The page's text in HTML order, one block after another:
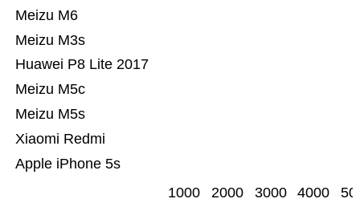
Apple iPhone 5s
Xiaomi Redmi
Meizu M5s
Meizu M5c
Huawei P8 Lite 2017
Meizu M3s
Meizu M6
1000 2000 3000 4000